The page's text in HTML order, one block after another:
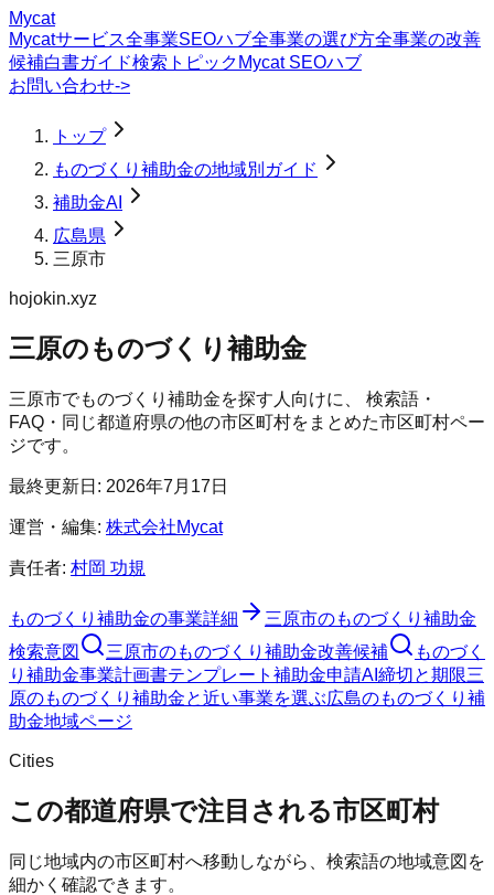
Mycat
Mycatサービス全事業SEOハブ全事業の選び方全事業の改善
候補白書ガイド検索トピック Mycat SEOハブ
お問い合わせ->
トップ
ものづくり補助金の地域別ガイド
補助金AI
広島県
三原市
hojokin.xyz
三原のものづくり補助金
三原市でものづくり補助金を探す人向けに、 検索語・
FAQ・同じ都道府県の他の市区町村をまとめた市区町村ペー
ジです。
最終更新日: 2026年7月17日
運営・編集: 株式会社Mycat
責任者: 村岡 功規
ものづくり補助金の事業詳細 三原市のものづくり補助金
検索意図
三原市のものづくり補助金改善候補
ものづく
り補助金事業計画書テンプレート 補助金申請AI 締切と期限三
原のものづくり補助金と近い事業を選ぶ広島のものづくり補
助金地域ページ
Cities
この都道府県で注目される市区町村
同じ地域内の市区町村へ移動しながら、検索語の地域意図を
細かく確認できます。